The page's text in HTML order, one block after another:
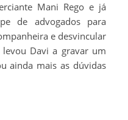
Mani Rego e já
de advogados para
e desvincular
Davi a gravar um
ainda mais as dúvidas